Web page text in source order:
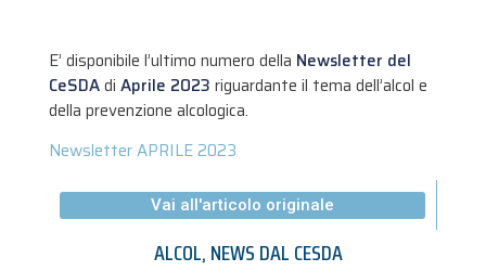
E’ disponibile l’ultimo numero della Newsletter del
CeSDAdi Aprile 2023 riguardante il tema dell’alcol e
della prevenzione alcologica.
Newsletter APRILE 2023
Vai all'articolo originale
ALCOL,NEWS DAL CESDA